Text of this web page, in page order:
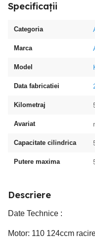
Specificații
Categoria
Marca
Model
Data fabricatiei
Kilometraj
Avariat
Capacitate cilindrica
Putere maxima
Descriere
Date Technice :
Motor: 110 124ccm